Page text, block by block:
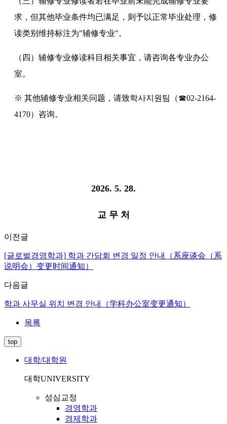
求，但其他毕业条件均已满足，则予以正常毕业处理，修
读类别维持标注为"辅修专业"。
（四）辅修专业修读科目相关事宜，请咨询各专业办公
室。
※ 其他辅修专业相关问题，请致학사지원팀（☎02-2164-
4170）咨询。
2026. 5. 28.
교 무 처
이전글
[글로벌경영학과] 학과 간담회 변경 일정 안내（系座谈会（系
说明会）变更时间通知）
다음글
학과 사무실 위치 변경 안내（学科办公室变更通知）
목록
top
대학/대학원
대학UNIVERSITY
성심교정
경영학과
경제학과